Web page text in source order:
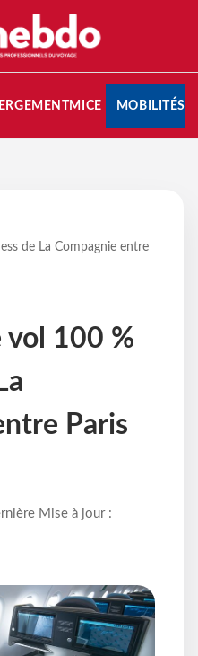
MICE MOBILITÉS
de La Compagnie entre
vol 100 %
Paris
Mise à jour :